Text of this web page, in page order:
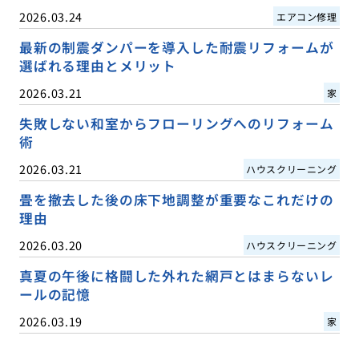
2026.03.24 エアコン修理
最新の制震ダンパーを導入した耐震リフォームが
選ばれる理由とメリット
2026.03.21 家
失敗しない和室からフローリングへのリフォーム
術
2026.03.21 ハウスクリーニング
畳を撤去した後の床下地調整が重要なこれだけの
理由
2026.03.20 ハウスクリーニング
真夏の午後に格闘した外れた網戸とはまらないレ
ールの記憶
2026.03.19 家